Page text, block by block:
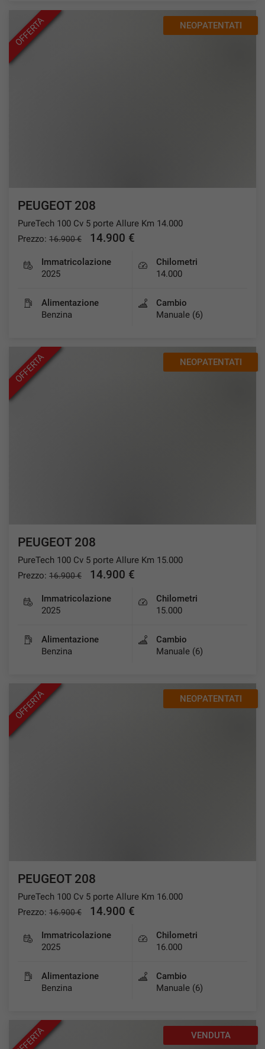
OFFERTA NEOPATENTATI
PEUGEOT 208
PureTech 100 Cv 5 porte Allure Km 14.000
Prezzo: 16.900 € 14.900 €
Immatricolazione
2025
Chilometri
14.000
Alimentazione
Benzina
Cambio
Manuale (6)
OFFERTA NEOPATENTATI
PEUGEOT 208
PureTech 100 Cv 5 porte Allure Km 15.000
Prezzo: 16.900 € 14.900 €
Immatricolazione
2025
Chilometri
15.000
Alimentazione
Benzina
Cambio
Manuale (6)
OFFERTA NEOPATENTATI
PEUGEOT 208
PureTech 100 Cv 5 porte Allure Km 16.000
Prezzo: 16.900 € 14.900 €
Immatricolazione
2025
Chilometri
16.000
Alimentazione
Benzina
Cambio
Manuale (6)
OFFERTA VENDUTA